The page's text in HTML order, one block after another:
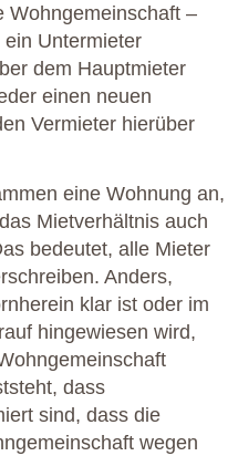
Wohngemeinschaft –
Untermieter
dem Hauptmieter
einen neuen
Vermieter hierüber
eine Wohnung an,
Mietverhältnis auch
bedeutet, alle Mieter
Anders,
klar ist oder im
hingewiesen wird,
dass
sind, dass die
wegen